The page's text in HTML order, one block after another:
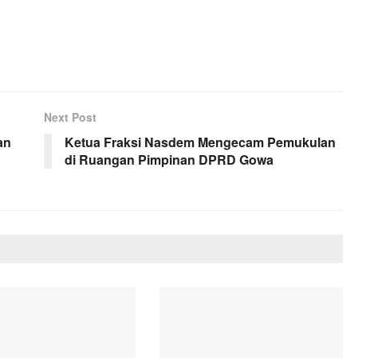
Next Post
Ketua Fraksi Nasdem Mengecam Pemukulan
di Ruangan Pimpinan DPRD Gowa